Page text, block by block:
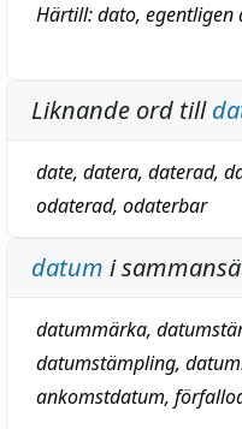
Härtill: dato, egentligen
Liknande ord till
date, datera, daterad,
odaterad, odaterbar
datum i
datummärka,
datumstämpling,
ankomstdatum,